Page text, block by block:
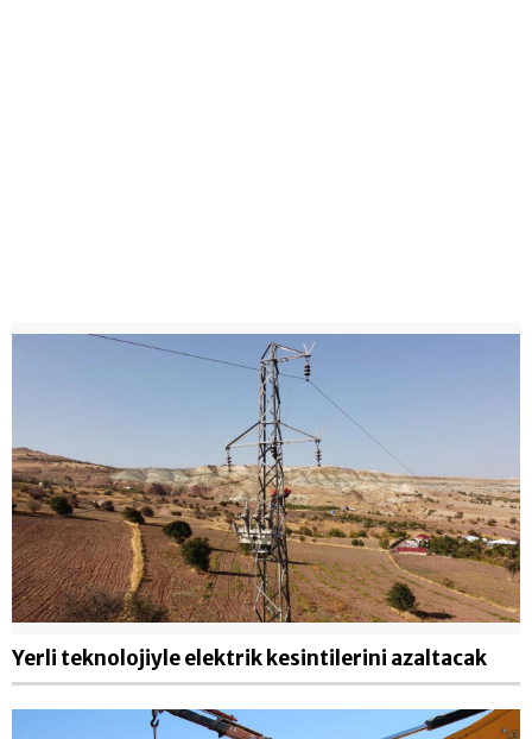
Yerli teknolojiyle elektrik kesintilerini azaltacak